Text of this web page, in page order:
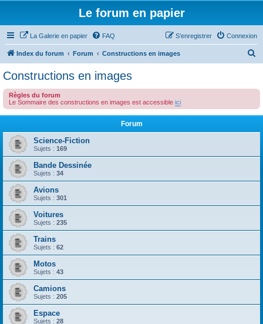
Le forum en papier
La Galerie en papier FAQ Connexion
S’enregistrer
Index du forum Forum Constructions en images
e
r
Constructions en images
Règles du forum
Le Sommaire des constructions en images est accessible ici
Forum
Science-Fiction
Sujets : 169
Bande Dessinée
Sujets : 34
Avions
Sujets : 301
Voitures
Sujets : 235
Trains
Sujets : 62
Motos
Sujets : 43
Camions
Sujets : 205
Espace
Sujets : 28